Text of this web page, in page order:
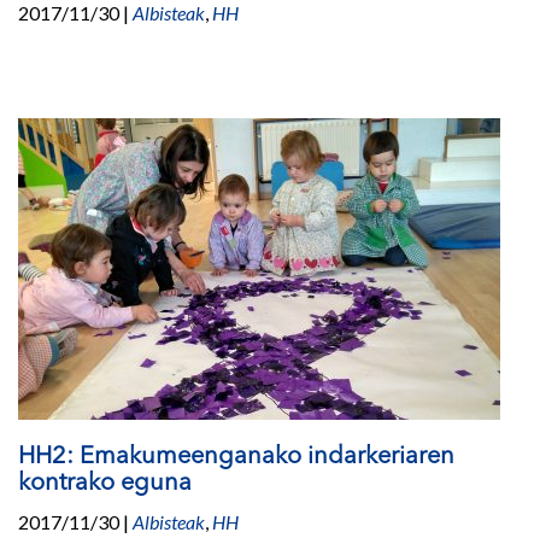
2017/11/30| Albisteak, HH
HH2: Emakumeenganako indarkeriaren
kontrako eguna
2017/11/30| Albisteak, HH